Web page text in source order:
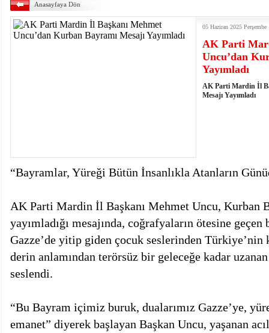
19:08- HÜDA PAR Şırnak il başkanı Yalçın:
istiyor
19:06
- Öter: Maneviyatı ve ahlaki yapıyı bozan en
- MARSU, Kabala Mahallesi'nin Yaklaşık 40
- VEFAT • Mehmet Ata Baştuğ
- Mardin’de yangına müdahale eden itfaiye
- Başkan Genç, Şırnak'ta dönel kavşak çağrısını
- Bakan Memişoğlu: 500 yataklı hastanemizi
Anasayfaya Dön
05 Haziran 2025 Perşembe
AK Parti
Uncu’dan
Yayımladı
AK Parti Mardin İl
Mesajı Yayımladı
“Bayramlar, Yüreği Bütün İnsanlıkla Atanların
AK Parti Mardin İl Başkanı Mehmet Uncu, Kurban
yayımladığı mesajında, coğrafyaların ötesine geçen
Gazze’de yitip giden çocuk seslerinden
derin anlamından terörsüz bir geleceğe kadar
seslendi.
“Bu Bayram içimiz buruk, dualarımız Gazze’ye,
emanet” diyerek başlayan Başkan Uncu, yaşanan